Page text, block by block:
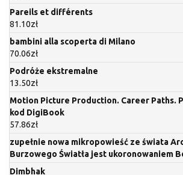
Pareils et différents
81.10zł
bambini alla scoperta di Milano
70.06zł
Podróże ekstremalne
13.50zł
Motion Picture Production. Career Paths.
kod DigiBook
57.86zł
zupełnie nowa mikropowieść ze świata
Burzowego Światła jest ukoronowaniem
Dimbhak